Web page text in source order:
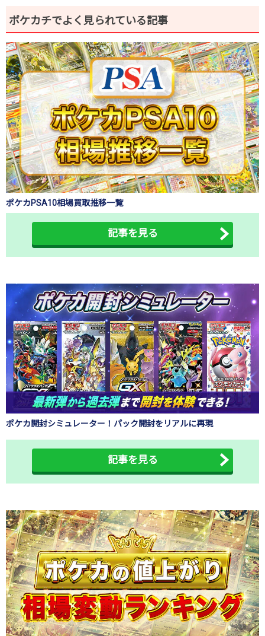
ポケカチでよく見られている記事
ポケカPSA10相場買取推移一覧
記事を見る
ポケカ開封シミュレーター！パック開封をリアルに再現
記事を見る